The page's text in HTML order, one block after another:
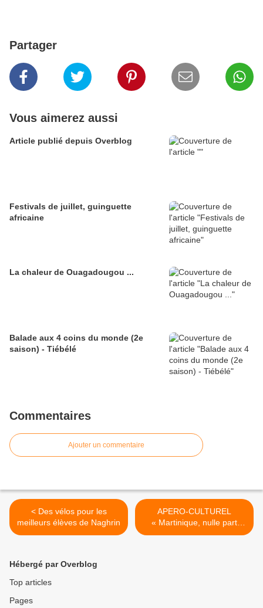
Partager
Vous aimerez aussi
Article publié depuis Overblog
Festivals de juillet, guinguette
africaine
La chaleur de Ouagadougou ...
Balade aux 4 coins du monde (2e
saison) - Tiébélé
Commentaires
Ajouter un commentaire
< Des vélos pour les
meilleurs élèves de Naghrin
APERO-CULTUREL
« Martinique, nulle part
ailleurs ! » ce 29 janvier >
Hébergé par Overblog
Top articles
Pages